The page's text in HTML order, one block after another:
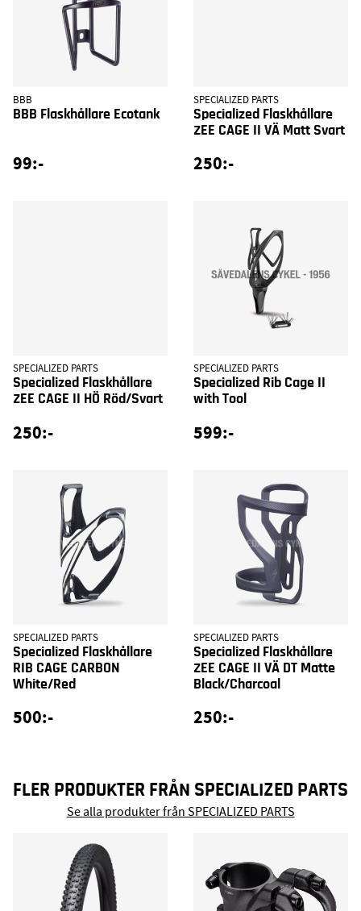
BBB
BBB Flaskhållare Ecotank
99:-
SPECIALIZED PARTS
Specialized Flaskhållare
ZEE CAGE II VÄ Matt Svart
250:-
SPECIALIZED PARTS
Specialized Flaskhållare
ZEE CAGE II HÖ Röd/Svart
250:-
SPECIALIZED PARTS
Specialized Rib Cage II
with Tool
599:-
SPECIALIZED PARTS
Specialized Flaskhållare
RIB CAGE CARBON
White/Red
500:-
SPECIALIZED PARTS
Specialized Flaskhållare
ZEE CAGE II VÄ DT Matte
Black/Charcoal
250:-
FLER PRODUKTER FRÅN SPECIALIZED PARTS
Se alla produkter från SPECIALIZED PARTS